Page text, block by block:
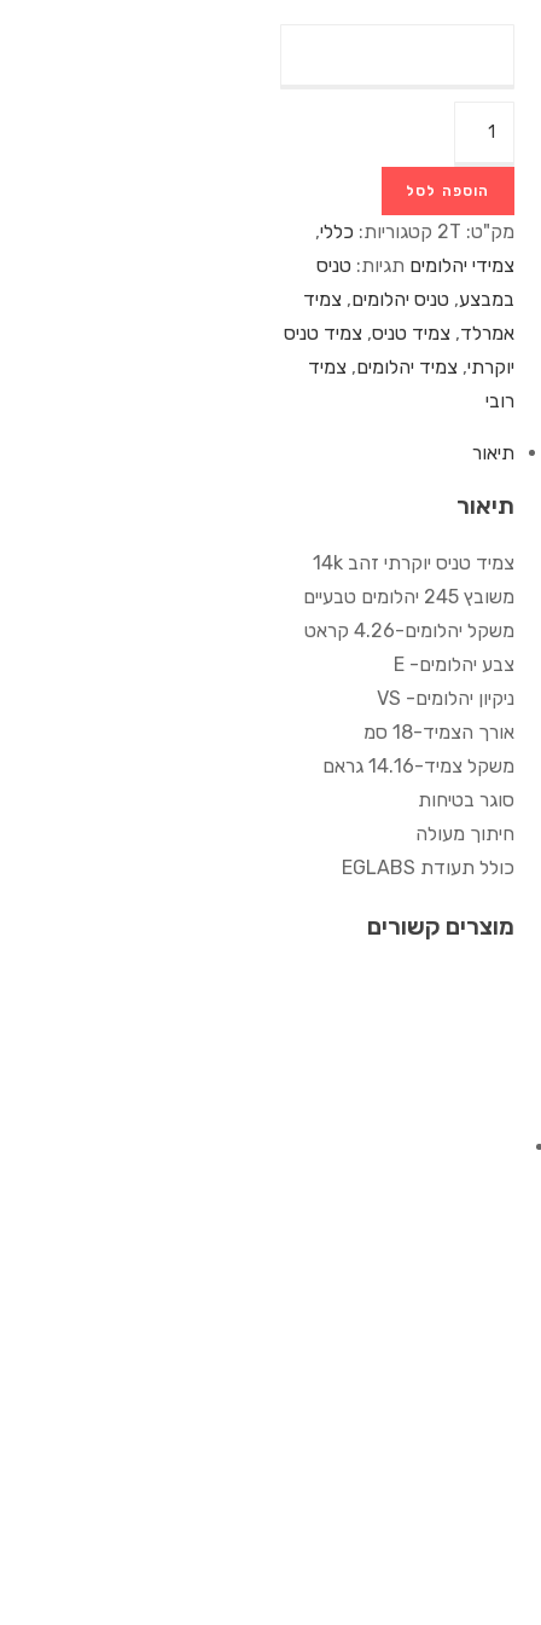
הוספה לסל
מק"ט: 2T קטגוריות: כללי,
צמידי יהלומים תגיות: טניס
במבצע, טניס יהלומים, צמיד
אמרלד, צמיד טניס, צמיד טניס
יוקרתי, צמיד יהלומים, צמיד
רובי
תיאור
תיאור
צמיד טניס יוקרתי זהב 14k
משובץ 245 יהלומים טבעיים
משקל יהלומים-4.26 קראט
צבע יהלומים- E
ניקיון יהלומים- VS
אורך הצמיד-18 סמ
משקל צמיד-14.16 גראם
סוגר בטיחות
חיתוך מעולה
כולל תעודת EGLABS
מוצרים קשורים